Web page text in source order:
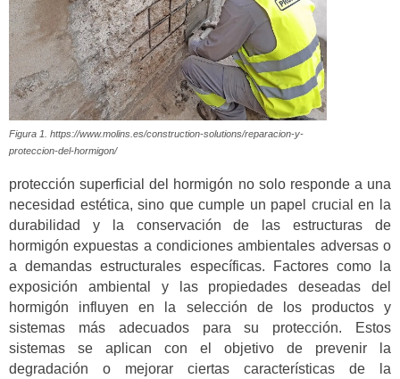
Figura 1. https://www.molins.es/construction-solutions/reparacion-y-
proteccion-del-hormigon/
protección superficial del hormigón no solo responde a una
necesidad estética, sino que cumple un papel crucial en la
durabilidad y la conservación de las estructuras de
hormigón expuestas a condiciones ambientales adversas o
a demandas estructurales específicas. Factores como la
exposición ambiental y las propiedades deseadas del
hormigón influyen en la selección de los productos y
sistemas más adecuados para su protección. Estos
sistemas se aplican con el objetivo de prevenir la
degradación o mejorar ciertas características de la